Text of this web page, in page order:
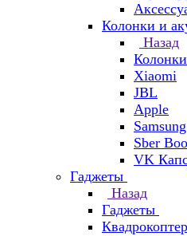
Колонки и
Назад
Xiaomi
JBL
Apple
Samsung
Sber
VK
Гаджеты
Назад
Гаджеты